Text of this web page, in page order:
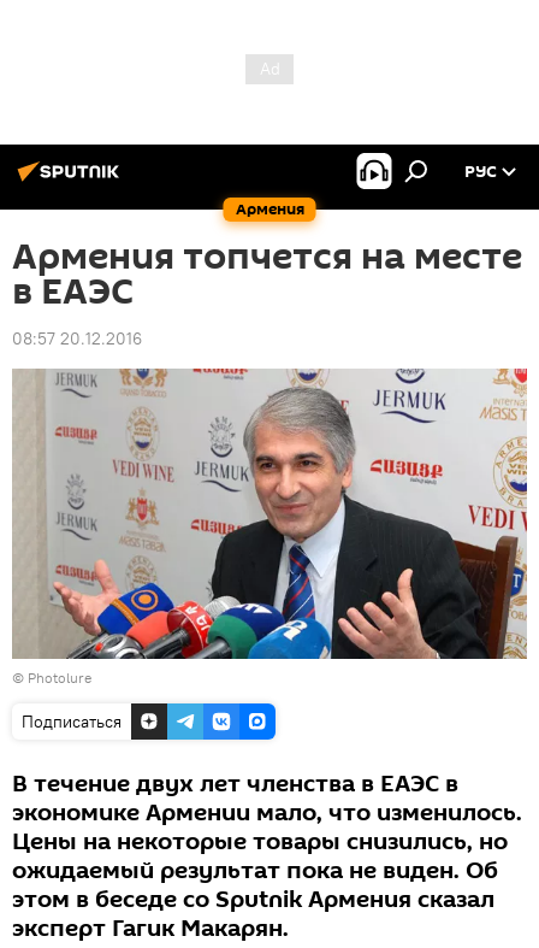
Армения
РУС
Армения топчется на месте
в ЕАЭС
08:57 20.12.2016
© Photolure
Подписаться
В течение двух лет членства в ЕАЭС в
экономике Армении мало, что изменилось.
Цены на некоторые товары снизились, но
ожидаемый результат пока не виден. Об
этом в беседе со Sputnik Армения сказал
эксперт Гагик Макарян.